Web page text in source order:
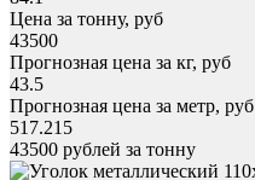
Цена за тонну, руб
43500
Прогнозная цена за кг, руб
43.5
Прогнозная цена за метр, руб
517.215
43500 рублей за тонну